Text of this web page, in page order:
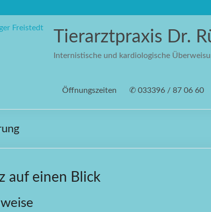
Tierarztpraxis Dr.
Internistische und kardiologische
Öffnungszeiten ✆ 033396 / 87 06 60
auf einen Blick